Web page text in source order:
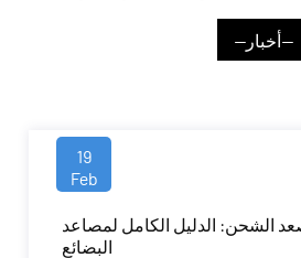
--أخبار--
19
Feb
الشحن: الدليل الكامل لمصاعد
البضائع